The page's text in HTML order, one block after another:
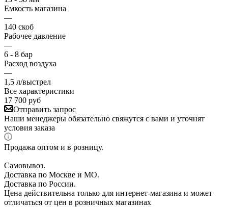
Емкость магазина
—
140 скоб
Рабочее давление
—
6 - 8 бар
Расход воздуха
—
1,5 л/выстрел
Все характеристики
17 700 руб
Отправить запрос
Наши менеджеры обязательно свяжутся с вами и уточнят
условия заказа
Продажа оптом и в розницу.
Самовывоз.
Доставка по Москве и МО.
Доставка по России.
Цена действительна только для интернет-магазина и может
отличаться от цен в розничных магазинах